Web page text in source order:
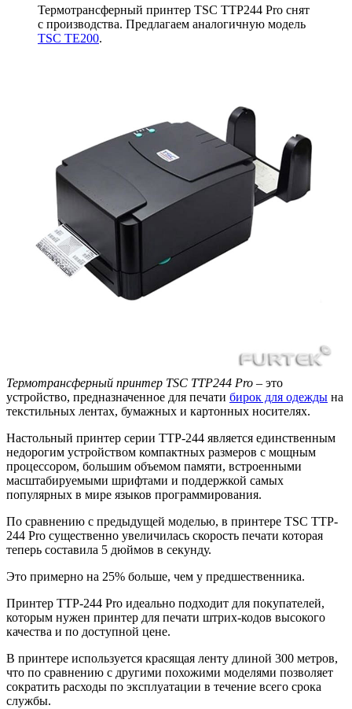
Термотрансферный принтер TSC TTP244 Pro снят
с производства. Предлагаем аналогичную модель
TSC TE200.
Термотрансферный принтер TSC TTP244 Pro – это
устройство, предназначенное для печати бирок для одежды на
текстильных лентах, бумажных и картонных носителях.
Настольный принтер серии TTP-244 является единственным
недорогим устройством компактных размеров с мощным
процессором, большим объемом памяти, встроенными
масштабируемыми шрифтами и поддержкой самых
популярных в мире языков программирования.
По сравнению с предыдущей моделью, в принтере TSC TTP-
244 Pro существенно увеличилась скорость печати которая
теперь составила 5 дюймов в секунду.
Это примерно на 25% больше, чем у предшественника.
Принтер TTP-244 Pro идеально подходит для покупателей,
которым нужен принтер для печати штрих-кодов высокого
качества и по доступной цене.
В принтере используется красящая ленту длиной 300 метров,
что по сравнению с другими похожими моделями позволяет
сократить расходы по эксплуатации в течение всего срока
службы.